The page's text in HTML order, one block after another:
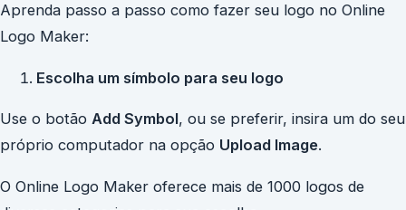
Aprenda passo a passo como fazer seu logo no Online
Logo Maker:
Escolha um símbolo para seu logo
Use o botão Add Symbol, ou se preferir, insira um do seu
próprio computador na opção Upload Image.
O Online Logo Maker oferece mais de 1000 logos de